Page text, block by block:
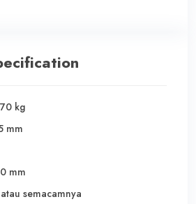
kg
mm
mm
semacamnya